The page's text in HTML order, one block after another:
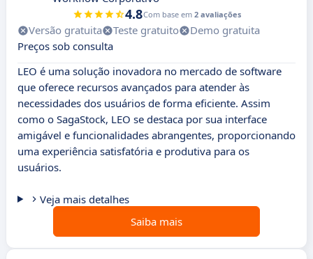
4.8Com base em 2 avaliações
Versão gratuita Teste gratuito
Demo gratuita
Preços sob consulta
LEO é uma solução inovadora no mercado de software
que oferece recursos avançados para atender às
necessidades dos usuários de forma eficiente. Assim
como o SagaStock, LEO se destaca por sua interface
amigável e funcionalidades abrangentes, proporcionando
uma experiência satisfatória e produtiva para os
usuários.
Veja mais detalhes
Saiba mais